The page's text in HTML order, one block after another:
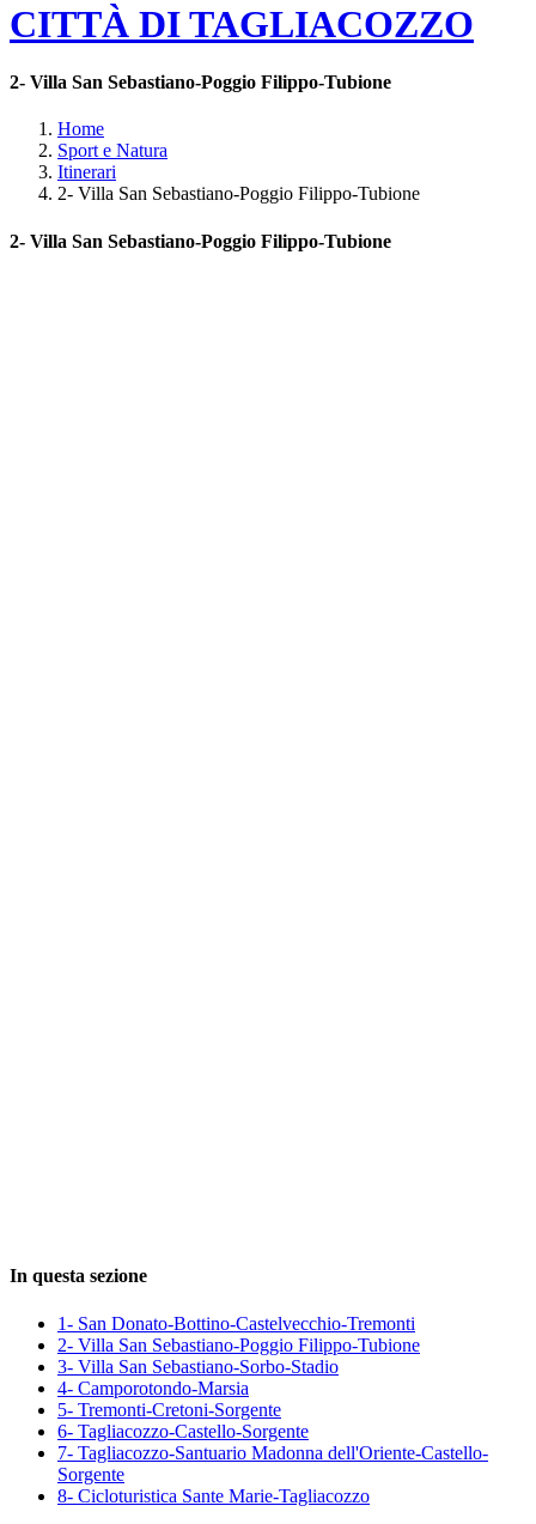
CITTÀ DI TAGLIACOZZO
2- Villa San Sebastiano-Poggio Filippo-Tubione
Home
Sport e Natura
Itinerari
2- Villa San Sebastiano-Poggio Filippo-Tubione
2- Villa San Sebastiano-Poggio Filippo-Tubione
In questa sezione
1- San Donato-Bottino-Castelvecchio-Tremonti
2- Villa San Sebastiano-Poggio Filippo-Tubione
3- Villa San Sebastiano-Sorbo-Stadio
4- Camporotondo-Marsia
5- Tremonti-Cretoni-Sorgente
6- Tagliacozzo-Castello-Sorgente
7- Tagliacozzo-Santuario Madonna dell'Oriente-Castello-
Sorgente
8- Cicloturistica Sante Marie-Tagliacozzo